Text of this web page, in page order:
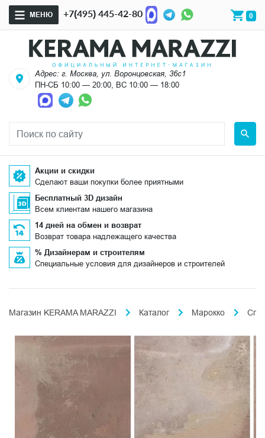
МЕНЮ +7(495) 445-42-80 0
Адрес: г. Москва, ул. Воронцовская, 36с1
ПН-СБ 10:00 — 20:00, ВС 10:00 — 18:00
Акции и скидки
Сделают ваши покупки более приятными
Бесплатный 3D дизайн
Всем клиентам нашего магазина
14 дней на обмен и возврат
Возврат товара надлежащего качества
% Дизайнерам и строителям
Специальные условия для дизайнеров и строителей
Магазин KERAMA MARAZZI Каталог Марокко